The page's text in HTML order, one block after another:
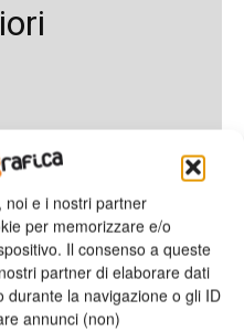
noi e i nostri partner
per memorizzare e/o
Il consenso a queste
partner di elaborare dati
la navigazione o gli ID
annunci (non)